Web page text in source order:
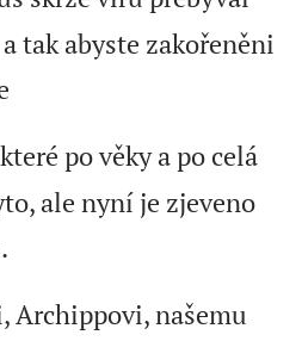
tak abyste zakořeněni
po věky a po celá
ale nyní je zjeveno
Archippovi, našemu